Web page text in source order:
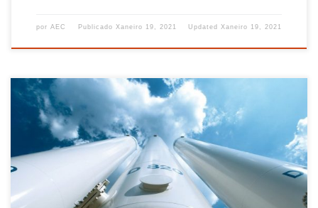
por AEC PublicadoXaneiro 19, 2021 UpdatedXaneiro 19, 2021
Galiza figura no mapa de territorios escollidos polo Estado
español para desenvolver plantas de hidróxeno verde, que
serán capaces de aproveitar o excedente de produción dos
parques eólicos nas horas de menor demanda enerxética.
Galiza é un dos territorios chamados a liderar a revolución
do hidróxeno verde, en parte polo […]